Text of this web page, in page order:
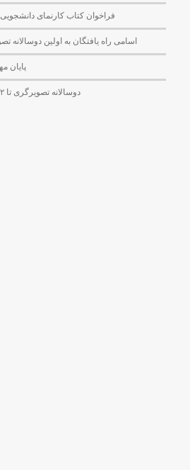
فراخوان کتاب کارنمای دانشجویی
اسامی راه یافتگان به اولین دوسالانه
پایان
دوسالانه تصویرگری تا ۱۲ بهمن تمدید شد